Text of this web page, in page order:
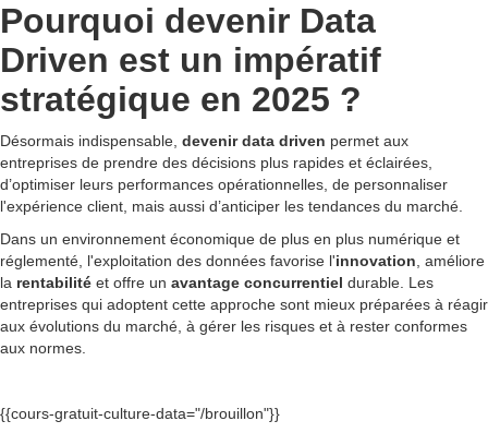
Pourquoi devenir Data
Driven est un impératif
stratégique en 2025 ?
Désormais indispensable, devenir data driven permet aux
entreprises de prendre des décisions plus rapides et éclairées,
d’optimiser leurs performances opérationnelles, de personnaliser
l'expérience client, mais aussi d’anticiper les tendances du marché.
Dans un environnement économique de plus en plus numérique et
réglementé, l'exploitation des données favorise l'innovation , améliore
la rentabilité et offre un avantage concurrentiel durable. Les
entreprises qui adoptent cette approche sont mieux préparées à réagir
aux évolutions du marché, à gérer les risques et à rester conformes
aux normes.
{{cours-gratuit-culture-data="/brouillon"}}